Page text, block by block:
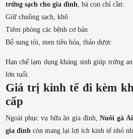
trứng sạch cho gia đình, bà con chỉ cần:
Giữ chuồng sạch, khô
Tiêm phòng các bệnh cơ bản
Bổ sung tỏi, men tiêu hóa, thảo dược
Hạn chế lạm dụng kháng sinh giúp trứng
lớn tuổi.
Giá trị kinh tế đi kèm
cấp
Ngoài phục vụ bữa ăn gia đình,Nuôi gà
gia đìnhcòn mang lại lợi ích kinh tế nhỏ